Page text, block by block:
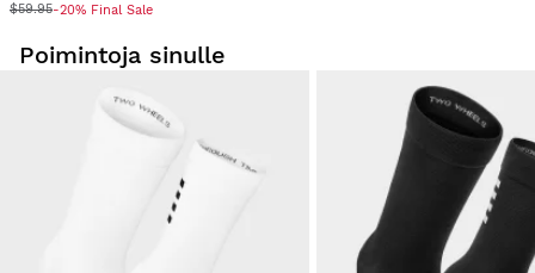
Cycling Socks Siroko S1 Olive Sa Calobra M-L
Upea väri! Fantastinen
Oliko tämä arvostelu hyödyllinen? 3 vuotta sitten
$59.95-20% Final Sale
Poimintoja sinulle